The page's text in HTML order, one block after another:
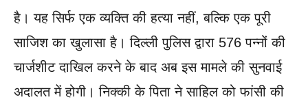
है। यह सिर्फ एक व्यक्ति की हत्या नहीं, बल्कि एक पूरी
साजिश का खुलासा है। दिल्ली पुलिस द्वारा 576 पन्नों की
चार्जशीट दाखिल करने के बाद अब इस मामले की सुनवाई
अदालत में होगी। निक्की के पिता ने साहिल को फांसी की